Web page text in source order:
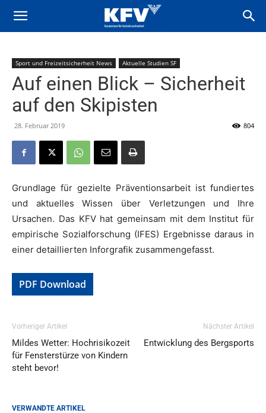
Sport und Freizeitsicherheit News Aktuelle Studien SF
Auf einen Blick – Sicherheit
auf den Skipisten
28. Februar 2019 804
Grundlage für gezielte Präventionsarbeit ist fundiertes
und aktuelles Wissen über Verletzungen und Ihre
Ursachen. Das KFV hat gemeinsam mit dem Institut für
empirische Sozialforschung (IFES) Ergebnisse daraus in
einer detaillierten Inforgrafik zusammengefasst.
PDF Download
Vorheriger Artikel
Mildes Wetter: Hochrisikozeit
für Fensterstürze von Kindern
steht bevor!
Nächster Artikel
Entwicklung des Bergsports
VERWANDTE ARTIKEL